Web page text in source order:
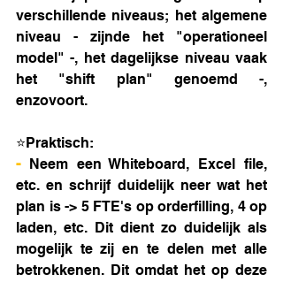
verschillende niveaus; het algemene
niveau - zijnde het "operationeel
model" -, het dagelijkse niveau vaak
het "shift plan" genoemd -,
enzovoort.
⭐Praktisch:
- Neem een Whiteboard, Excel file,
etc. en schrijf duidelijk neer wat het
plan is -> 5 FTE's op orderfilling, 4 op
laden, etc. Dit dient zo duidelijk als
mogelijk te zij en te delen met alle
betrokkenen. Dit omdat het op deze